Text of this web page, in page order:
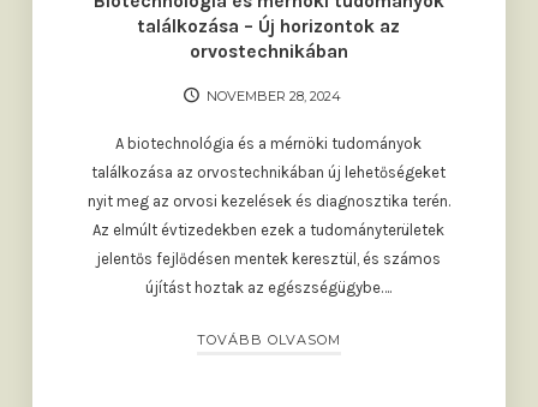
találkozása – Új horizontok az
orvostechnikában
NOVEMBER 28, 2024
A biotechnológia és a mérnöki tudományok
találkozása az orvostechnikában új lehetőségeket
nyit meg az orvosi kezelések és diagnosztika terén.
Az elmúlt évtizedekben ezek a tudományterületek
jelentős fejlődésen mentek keresztül, és számos
újítást hoztak az egészségügybe….
TOVÁBB OLVASOM